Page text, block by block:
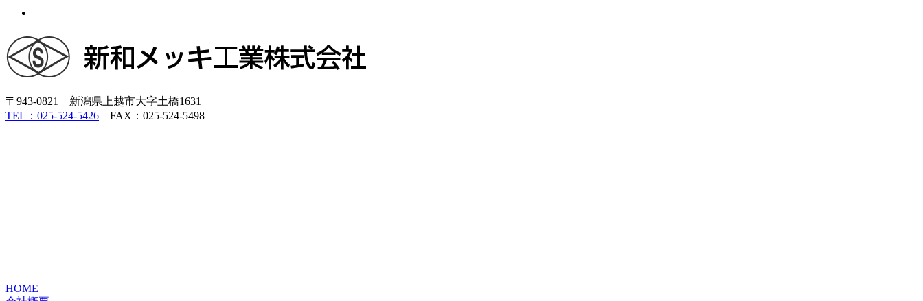
〒943-0821 新潟県上越市大字土橋1631
TEL：025-524-5426 FAX：025-524-5498
HOME